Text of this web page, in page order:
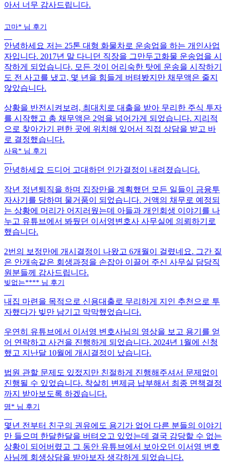
아서 너무 감사드립니다.
고마* 님 후기
안녕하세요 저는 25톤 대형 화물차로 운송업을 하는 개인사업
자입니다. 2017년 말 다니던 직장을 그만두고화물 운송업을 시
작하게 되었습니다. 모든 것이 어리숙한 탓에 운송을 시작하기
도 전 사고를 냈고, 몇 년을 힘들게 버텨봤지만 채무액은 줄지
않았습니다.
상황을 반전시켜보려, 최대치로 대출을 받아 무리한 주식 투자
를 시작했고 총 채무액은 2억을 넘어가게 되었습니다. 지리적
으로 찾아가기 편한 곳에 위치해 있어서 직접 상담을 받고 바
로 결정했습니다.
사육* 님 후기
안녕하세요 드디어 고대하던 인가결정이 내려졌습니다.
작년 정년퇴직을 하며 집장만을 계획했던 모든 일들이 금융투
자사기를 당하며 물거품이 되었습니다. 거액의 채무로 예정되
는 상황에 머리가 어지러웠는데 아들과 개인회생 이야기를 나
누고 유튜브에서 봐뒀던 이서영변호사 사무실에 의뢰하기로
했습니다.
2번의 보정만에 개시결정이 나왔고 6개월이 걸렸네요. 그간 짙
은 안개속같은 회생과정을 손잡아 이끌어 주신 사무실 담당직
원분들께 감사드립니다.
빚없는**** 님 후기
내집 마련을 목적으로 신용대출로 무리하게 지인 추천으로 투
자했다가 빚만 남기고 막막했었습니다.
우연히 유튜브에서 이서영 변호사님의 영상을 보고 용기를 얻
어 연락하고 사건을 진행하게 되었습니다. 2024년 1월에 신청
했고 지난달 10월에 개시결정이 났습니다.
법원 관할 문제도 있젔지만 친절하게 진행해주셔서 문제없이
진행될 수 있었습니다. 착살히 변제금 납부해서 최종 면책결정
까지 받아보도록 하겠습니다.
명* 님 후기
몇년 전부터 친구의 권유에도 용기가 없어 다른 분들의 이야기
만 들으며 한달한달을 버텨오고 있었는데 결국 감당할 수 없는
상황이 되어버렸고 그 동안 유튜브에서 보아오던 이서영 변호
사님께 회생상담을 받아보자 생각하게 되었습니다.